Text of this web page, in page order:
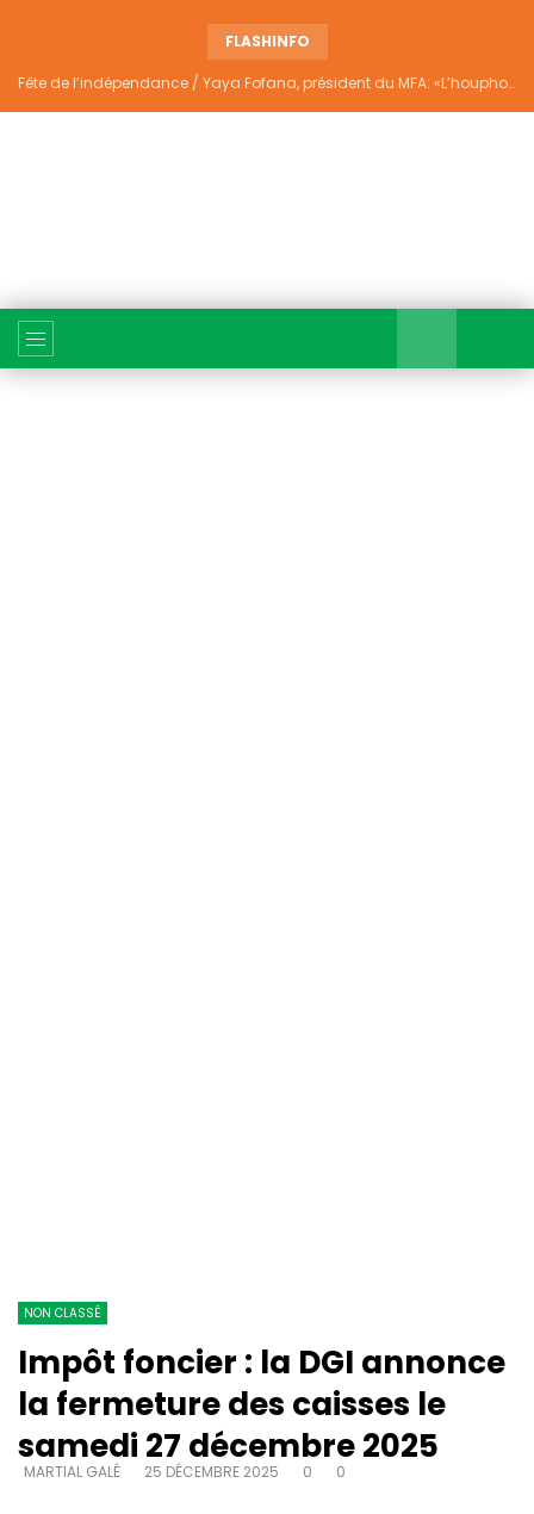
FLASHINFO
Fête de l’indépendance / Yaya Fofana, président du MFA: «L’houphouëtisme véritable ne divise pas»
NON CLASSÉ
Impôt foncier : la DGI annonce
la fermeture des caisses le
samedi 27 décembre 2025
MARTIAL GALÉ 25 DÉCEMBRE 2025 0 0